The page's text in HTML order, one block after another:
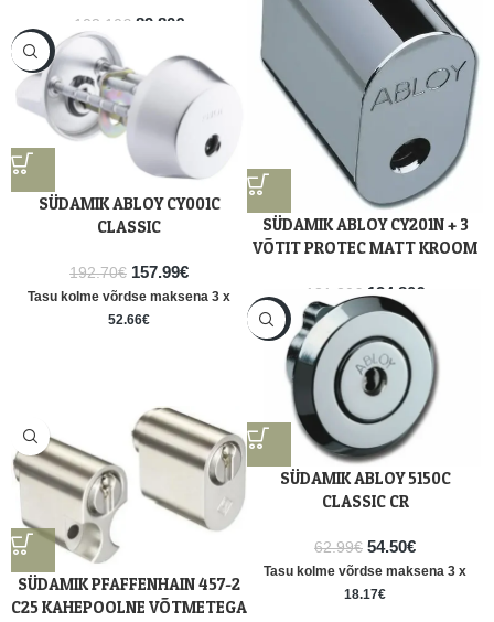
103.10 € 89.80€
Tasu kolme võrdse maksena 3 x
29.93 €
SÜDAMIK ABLOY CY201N + 3
VÕTIT PROTEC MATT KROOM
181.20 € 134.80€
Tasu kolme võrdse maksena 3 x
44.93€
-18%
SÜDAMIK ABLOY CY001C
CLASSIC
192.70€ 157.99€
Tasu kolme võrdse maksena 3 x
52.66€ -13%
SÜDAMIK ABLOY 5150C
CLASSIC CR
62.99€ 54.50€
Tasu kolme võrdse maksena 3 x
18.17€
SÜDAMIK PFAFFENHAIN 457-2
C25 KAHEPOOLNE VÕTMETEGA